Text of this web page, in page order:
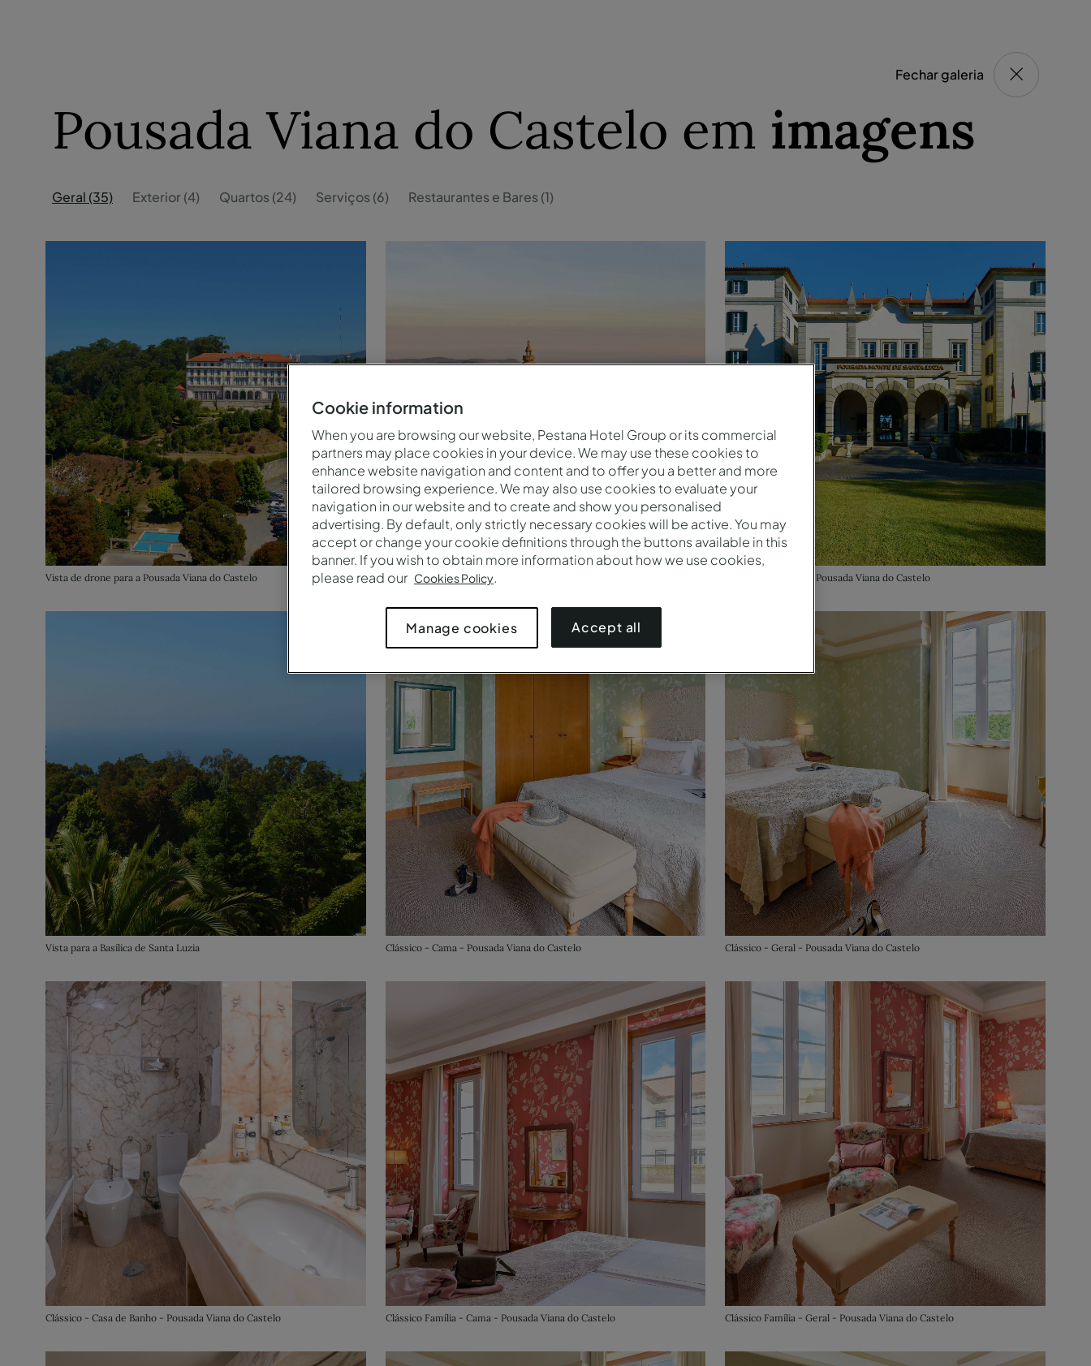
Fechar galeria
Pousada Viana do Castelo em imagens
Geral (35) Exterior (4) Quartos (24) Serviços (6) Restaurantes e Bares (1)
Vista de drone para a Pousada Viana do Castelo Basílica de Santa Luzia Entrada principal da Pousada Viana do Castelo
Vista para a Basílica de Santa Luzia Clássico - Cama - Pousada Viana do Castelo Clássico - Geral - Pousada Viana do Castelo
Clássico - Casa de Banho - Pousada Viana do Castelo Clássico Família - Cama - Pousada Viana do Castelo Clássico Família - Geral - Pousada Viana do Castelo
Cookie information
When you are browsing our website, Pestana Hotel Group or its commercial
partners may place cookies in your device. We may use these cookies to
enhance website navigation and content and to offer you a better and more
tailored browsing experience. We may also use cookies to evaluate your
navigation in our website and to create and show you personalised
advertising. By default, only strictly necessary cookies will be active. You may
accept or change your cookie definitions through the buttons available in this
banner. If you wish to obtain more information about how we use cookies,
please read our Cookies Policy.
Accept all
Manage cookies